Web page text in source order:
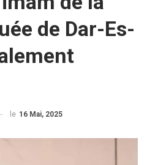
de Dar-Es-
le 16 Mai, 2025